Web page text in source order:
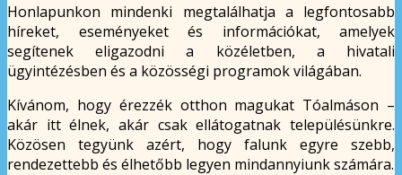
Honlapunkon mindenki megtalálhatja a legfontosabb
híreket, eseményeket és információkat, amelyek
segítenek eligazodni a közéletben, a hivatali
ügyintézésben és a közösségi programok világában.
Kívánom, hogy érezzék otthon magukat Tóalmáson –
akár itt élnek, akár csak ellátogatnak településünkre.
Közösen tegyünk azért, hogy falunk egyre szebb,
rendezettebb és élhetőbb legyen mindannyiunk számára.